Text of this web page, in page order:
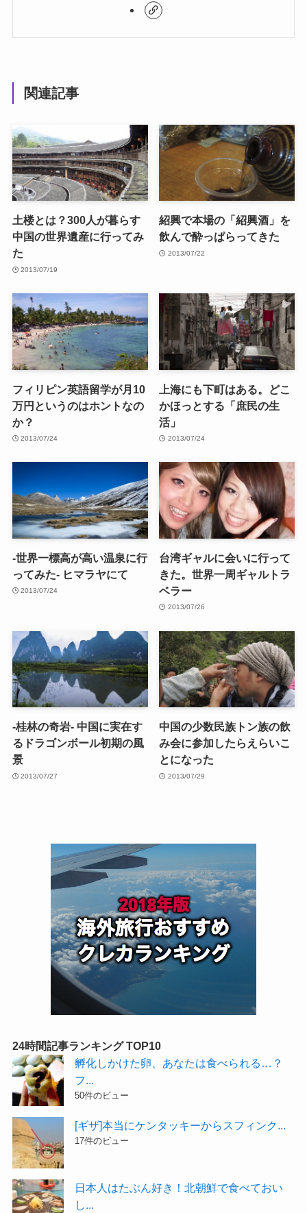
関連記事
土楼とは？300人が暮らす
中国の世界遺産に行ってみ
た
2013/07/19
紹興で本場の「紹興酒」を
飲んで酔っぱらってきた
2013/07/22
フィリピン英語留学が月10
万円というのはホントなの
か？
2013/07/24
上海にも下町はある。どこ
かほっとする「庶民の生
活」
2013/07/24
-世界一標高が高い温泉に行
ってみた- ヒマラヤにて
2013/07/24
台湾ギャルに会いに行って
きた。世界一周ギャルトラ
ベラー
2013/07/26
-桂林の奇岩- 中国に実在す
るドラゴンボール初期の風
景
2013/07/27
中国の少数民族トン族の飲
み会に参加したらえらいこ
とになった
2013/07/29
24時間記事ランキング TOP10
孵化しかけた卵、あなたは食べられる…？
フ...
50件のビュー
[ギザ]本当にケンタッキーからスフィンク...
17件のビュー
日本人はたぶん好き！北朝鮮で食べておい
し...